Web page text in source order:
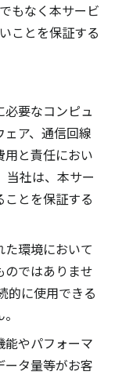
もなく本サービ
ことを保証する
要なコンピュ
ア、通信回線
用と責任におい
当社は、本サー
ことを保証する
環境において
ではありませ
的に使用できる
能やパフォーマ
ータ量等がお客